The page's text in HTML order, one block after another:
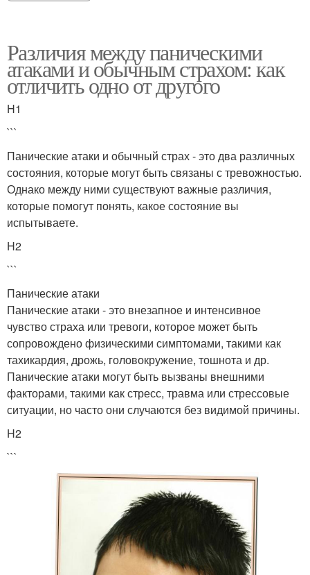
Различия между паническими
атаками и обычным страхом: как
отличить одно от другого
H1
```
Панические атаки и обычный страх - это два различных
состояния, которые могут быть связаны с тревожностью.
Однако между ними существуют важные различия,
которые помогут понять, какое состояние вы
испытываете.
H2
```
Панические атаки
Панические атаки - это внезапное и интенсивное
чувство страха или тревоги, которое может быть
сопровождено физическими симптомами, такими как
тахикардия, дрожь, головокружение, тошнота и др.
Панические атаки могут быть вызваны внешними
факторами, такими как стресс, травма или стрессовые
ситуации, но часто они случаются без видимой причины.
H2
```